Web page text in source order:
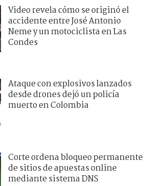
Video revela cómo se originó el
accidente entre José Antonio
Neme y un motociclista en Las
Condes
Ataque con explosivos lanzados
desde drones dejó un policía
muerto en Colombia
Corte ordena bloqueo permanente
de sitios de apuestas online
mediante sistema DNS